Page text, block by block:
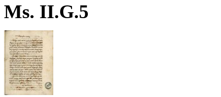
Ms. II.G.5